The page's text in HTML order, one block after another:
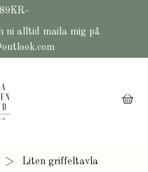
ni alltid maila mig på
Liten griffeltavla